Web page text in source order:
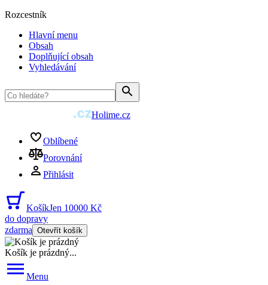
Rozcestník
Hlavní menu
Obsah
Doplňující obsah
Vyhledávání
Holime.cz
Oblíbené
Porovnání
Přihlásit
KošíkJen 10000 Kč
do dopravy
zdarma Otevřít košík
Košík je prázdný...
Menu